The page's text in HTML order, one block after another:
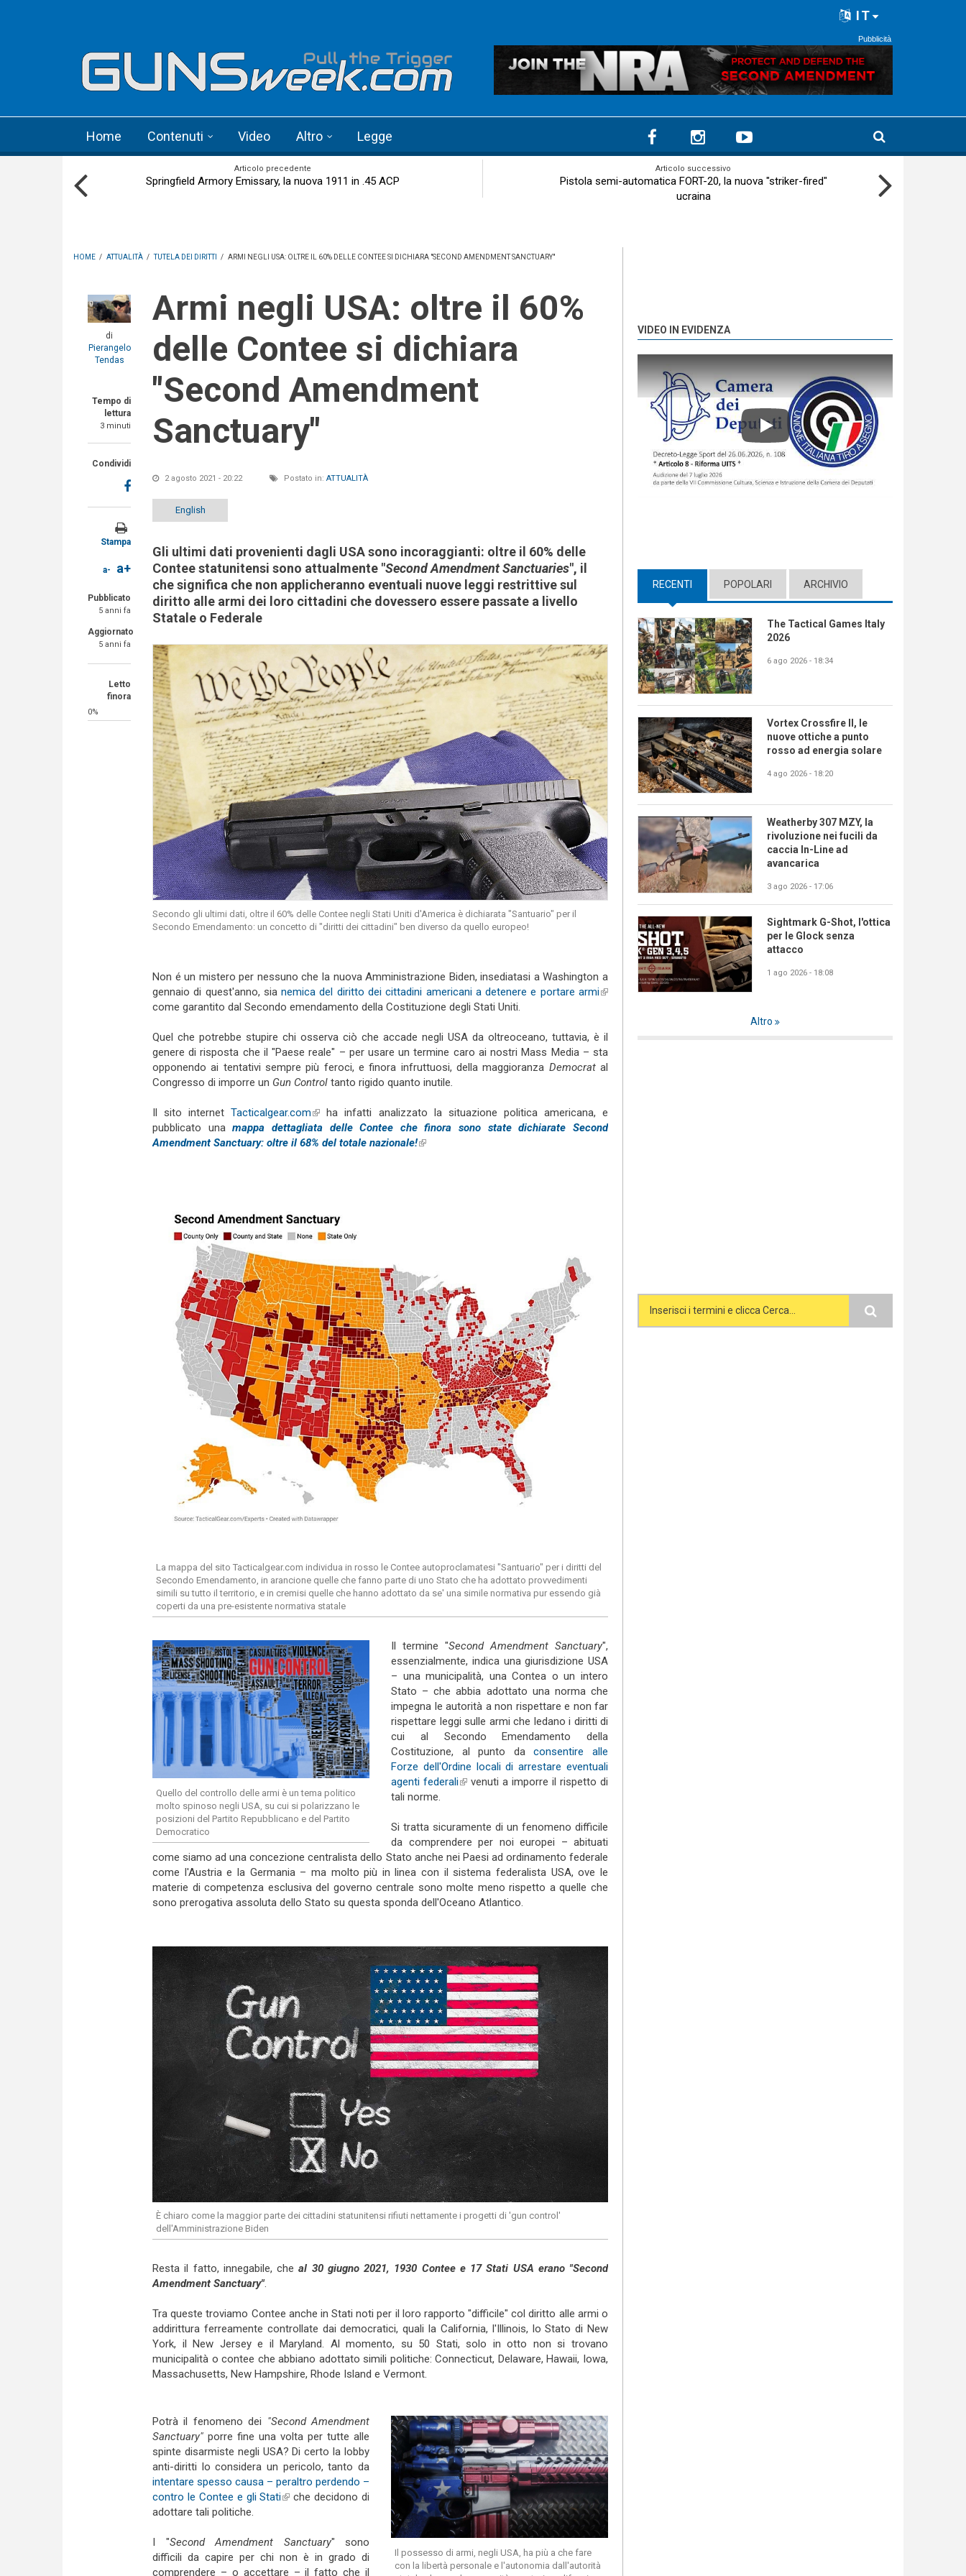
IT
Pubblicità
Home Contenuti Video Altro Legge
Articolo precedente
Springfield Armory Emissary, la nuova 1911 in .45 ACP
Articolo successivo
Pistola semi-automatica FORT-20, la nuova "striker-fired"
ucraina
HOME / ATTUALITÀ / TUTELA DEI DIRITTI / ARMI NEGLI USA: OLTRE IL 60% DELLE CONTEE SI DICHIARA "SECOND AMENDMENT SANCTUARY"
di
Pierangelo
Tendas
Tempo di
lettura
3 minuti
Condividi
Stampa
a- a+
Pubblicato
5 anni fa
Aggiornato
5 anni fa
Letto
finora
0%
Armi negli USA: oltre il 60%
delle Contee si dichiara
"Second Amendment
Sanctuary"
2 agosto 2021 - 20:22 Postato in: ATTUALITÀ
English
Gli ultimi dati provenienti dagli USA sono incoraggianti: oltre il 60% delle
Contee statunitensi sono attualmente "Second Amendment Sanctuaries", il
che significa che non applicheranno eventuali nuove leggi restrittive sul
diritto alle armi dei loro cittadini che dovessero essere passate a livello
Statale o Federale
Secondo gli ultimi dati, oltre il 60% delle Contee negli Stati Uniti d'America è dichiarata "Santuario" per il
Secondo Emendamento: un concetto di "diritti dei cittadini" ben diverso da quello europeo!
Non é un mistero per nessuno che la nuova Amministrazione Biden, insediatasi a Washington a
gennaio di quest'anno, sianemica del diritto dei cittadini americani a detenere e portare armi(link is
come garantito dal Secondo emendamento della Costituzione degli Stati Uniti.
Quel che potrebbe stupire chi osserva ciò che accade negli USA da oltreoceano, tuttavia, è il
genere di risposta che il "Paese reale" – per usare un termine caro ai nostri Mass Media – sta
opponendo ai tentativi sempre più feroci, e finora infruttuosi, della maggioranza Democratal
Congresso di imporre un Gun Control tanto rigido quanto inutile.
Il sito internetTacticalgear.com(link is external)
ha infatti analizzato la situazione politica americana, e
pubblicato unamappa dettagliata delle Contee che finora sono state dichiarate Second
Amendment Sanctuary: oltre il 68% del totale nazionale!(link is external)
La mappa del sito Tacticalgear.com individua in rosso le Contee autoproclamatesi "Santuario" per i diritti del
Secondo Emendamento, in arancione quelle che fanno parte di uno Stato che ha adottato provvedimenti
simili su tutto il territorio, e in cremisi quelle che hanno adottato da se' una simile normativa pur essendo già
coperti da una pre-esistente normativa statale
Quello del controllo delle armi è un tema politico
molto spinoso negli USA, su cui si polarizzano le
posizioni del Partito Repubblicano e del Partito
Democratico
Il termine "Second Amendment Sanctuary",
essenzialmente, indica una giurisdizione USA
– una municipalità, una Contea o un intero
Stato – che abbia adottato una norma che
impegna le autorità a non rispettare e non far
rispettare leggi sulle armi che ledano i diritti di
cui al Secondo Emendamento della
Costituzione, al punto daconsentire alle
Forze dell'Ordine locali di arrestare eventuali
agenti federali(link is external)
venuti a imporre il rispetto di
tali norme.
Si tratta sicuramente di un fenomeno difficile
da comprendere per noi europei – abituati
come siamo ad una concezione centralista dello Stato anche nei Paesi ad ordinamento federale
come l'Austria e la Germania – ma molto più in linea con il sistema federalista USA, ove le
materie di competenza esclusiva del governo centrale sono molte meno rispetto a quelle che
sono prerogativa assoluta dello Stato su questa sponda dell'Oceano Atlantico.
È chiaro come la maggior parte dei cittadini statunitensi rifiuti nettamente i progetti di 'gun control'
dell'Amministrazione Biden
Resta il fatto, innegabile, cheal 30 giugno 2021, 1930 Contee e 17 Stati USA erano "Second
Amendment Sanctuary".
Tra queste troviamo Contee anche in Stati noti per il loro rapporto "difficile" col diritto alle armi o
addirittura ferreamente controllate dai democratici, quali la California, l'Illinois, lo Stato di New
York, il New Jersey e il Maryland. Al momento, su 50 Stati, solo in otto non si trovano
municipalità o contee che abbiano adottato simili politiche: Connecticut, Delaware, Hawaii, Iowa,
Massachusetts, New Hampshire, Rhode Island e Vermont.
Il possesso di armi, negli USA, ha più a che fare
con la libertà personale e l'autonomia dall'autorità
Potrà il fenomeno dei "Second Amendment
Sanctuary" porre fine una volta per tutte alle
spinte disarmiste negli USA? Di certo la lobby
anti-diritti lo considera un pericolo, tanto da
intentare spesso causa – peraltro perdendo –
contro le Contee e gli Stati(link is external)
che decidono di
adottare tali politiche.
I "Second Amendment Sanctuary"
sono
difficili da capire per chi non è in grado di
comprendere – o accettare – il fatto che il
VIDEO IN EVIDENZA
Play
RECENTI (ACTIVE TAB)
POPOLARI ARCHIVIO
The Tactical Games Italy
2026
6 ago 2026 - 18:34
Vortex Crossfire II, le
nuove ottiche a punto
rosso ad energia solare
4 ago 2026 - 18:20
Weatherby 307 MZY, la
rivoluzione nei fucili da
caccia In-Line ad
avancarica
3 ago 2026 - 17:06
Sightmark G-Shot, l'ottica
per le Glock senza
attacco
1 ago 2026 - 18:08
Altro
Search form